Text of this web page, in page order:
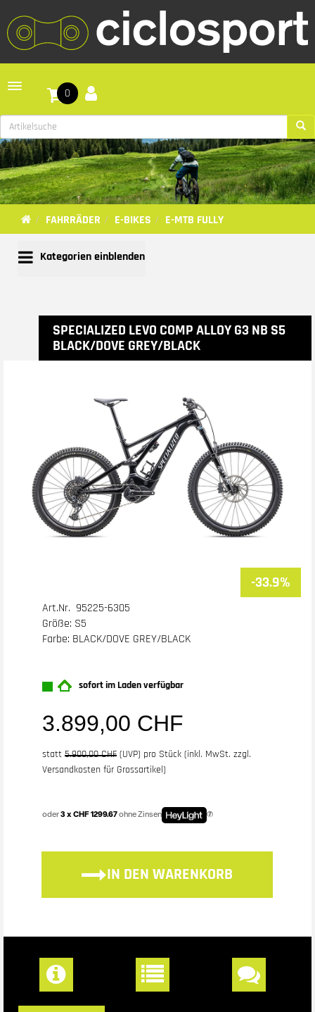
Toggle navigation
0
FAHRRÄDER E-BIKES E-MTB FULLY
Kategorien einblenden
SPECIALIZED LEVO COMP ALLOY G3 NB S5
BLACK/DOVE GREY/BLACK
Art.Nr. 95225-6305
Größe: S5
Farbe: BLACK/DOVE GREY/BLACK
sofort im Laden verfügbar
-33.9%
3.899,00 CHF
statt 5.900,00 CHF (UVP) pro Stück (inkl. MwSt. zzgl.
Versandkosten für Grossartikel)
oder3 x CHF 1299.67ohne Zinsen
IN DEN WARENKORB